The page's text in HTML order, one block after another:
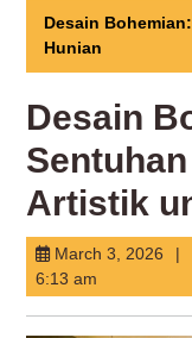
Desain
Hunian
Desain
Artistik
March 3, 2026
6:13 am